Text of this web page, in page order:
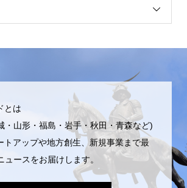
とは
・山形・福島・岩手・秋田・青森など)
トアップや地方創生、新規事業まで最
ュースをお届けします。